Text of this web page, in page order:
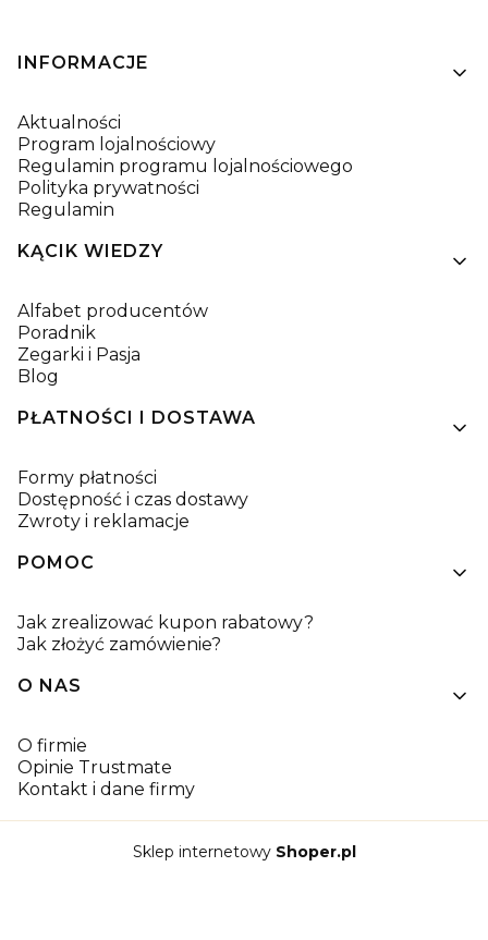
Linki w stopce
INFORMACJE
Aktualności
Program lojalnościowy
Regulamin programu lojalnościowego
Polityka prywatności
Regulamin
KĄCIK WIEDZY
Alfabet producentów
Poradnik
Zegarki i Pasja
Blog
PŁATNOŚCI I DOSTAWA
Formy płatności
Dostępność i czas dostawy
Zwroty i reklamacje
POMOC
Jak zrealizować kupon rabatowy?
Jak złożyć zamówienie?
O NAS
O firmie
Opinie Trustmate
Kontakt i dane firmy
Sklep internetowy Shoper.pl